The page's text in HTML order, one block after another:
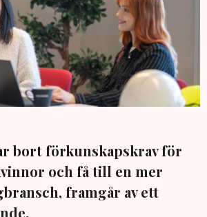
bort förkunskapskrav för
och få till en mer
framgår av ett